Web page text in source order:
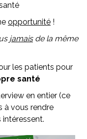
opportunité !
jamaisde la même
les patients pour
santé
en entier (ce
à vous rendre